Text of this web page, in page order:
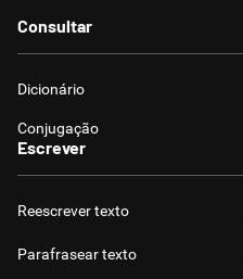
Consultar
Dicionário
Conjugação
Escrever
Reescrever texto
Parafrasear texto